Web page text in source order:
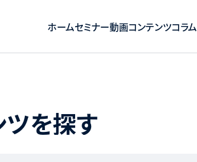
ホームセミナー動画コンテンツコラム
を探す